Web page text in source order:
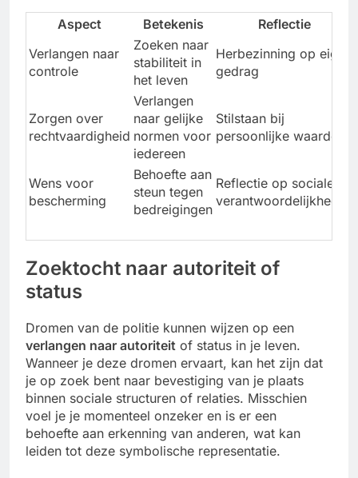
Aspect Betekenis
Reflectie
Verlangen naar
controle
Zoeken naar
stabiliteit in
het leven
Herbezinning op eigen
gedrag
Zorgen over
rechtvaardigheid
Verlangen
naar gelijke
normen voor
iedereen
Stilstaan bij
persoonlijke waarden
Wens voor
bescherming
Behoefte aan
steun tegen
bedreigingen
Reflectie op sociale
verantwoordelijkheden
Zoektocht naar autoriteit of
status
Dromen van de politie kunnen wijzen op een
verlangen naar autoriteit of status in je leven.
Wanneer je deze dromen ervaart, kan het zijn dat
je op zoek bent naar bevestiging van je plaats
binnen sociale structuren of relaties. Misschien
voel je je momenteel onzeker en is er een
behoefte aan erkenning van anderen, wat kan
leiden tot deze symbolische representatie.